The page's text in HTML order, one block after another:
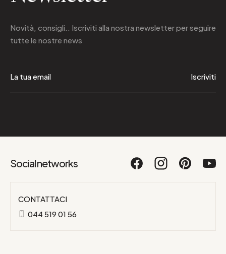
Novità, consigli.. Iscriviti alla nostra newsletterper seguire
tutte le nostre news
Iscriviti
Social networks
CONTATTACI
044 519 01 56